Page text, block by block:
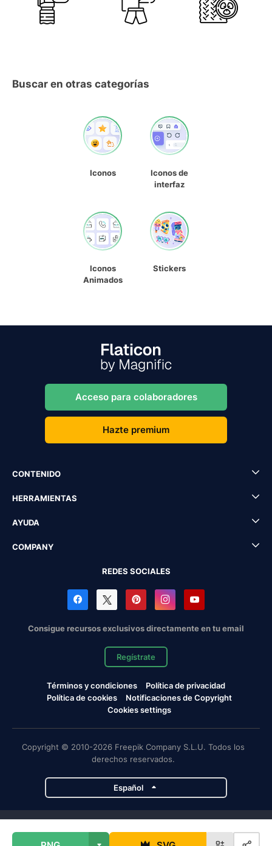
Buscar en otras categorías
Iconos
Iconos de
interfaz
Iconos
Animados
Stickers
Acceso para colaboradores
Hazte premium
CONTENIDO
HERRAMIENTAS
AYUDA
COMPANY
REDES SOCIALES
Consigue recursos exclusivos directamente en tu email
Regístrate
Términos y condiciones
Política de privacidad
Política de cookies
Notificaciones de Copyright
Cookies settings
Copyright © 2010-2026 Freepik Company S.L.U. Todos los
derechos reservados.
Español